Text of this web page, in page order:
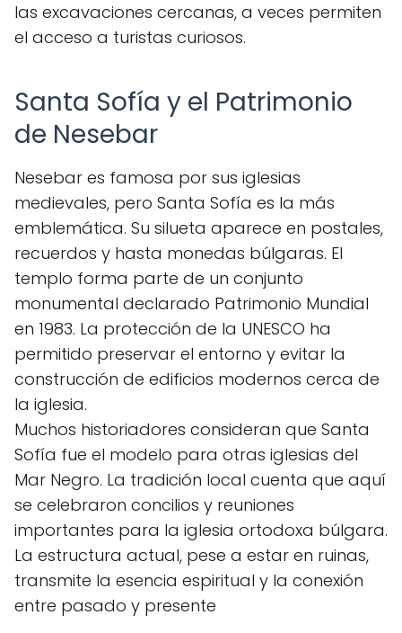
las excavaciones cercanas, a veces permiten
el acceso a turistas curiosos.
Santa Sofía y el Patrimonio
de Nesebar
Nesebar es famosa por sus iglesias
medievales, pero Santa Sofía es la más
emblemática. Su silueta aparece en postales,
recuerdos y hasta monedas búlgaras. El
templo forma parte de un conjunto
monumental declarado Patrimonio Mundial
en 1983. La protección de la UNESCO ha
permitido preservar el entorno y evitar la
construcción de edificios modernos cerca de
la iglesia.
Muchos historiadores consideran que Santa
Sofía fue el modelo para otras iglesias del
Mar Negro. La tradición local cuenta que aquí
se celebraron concilios y reuniones
importantes para la iglesia ortodoxa búlgara.
La estructura actual, pese a estar en ruinas,
transmite la esencia espiritual y la conexión
entre pasado y presente